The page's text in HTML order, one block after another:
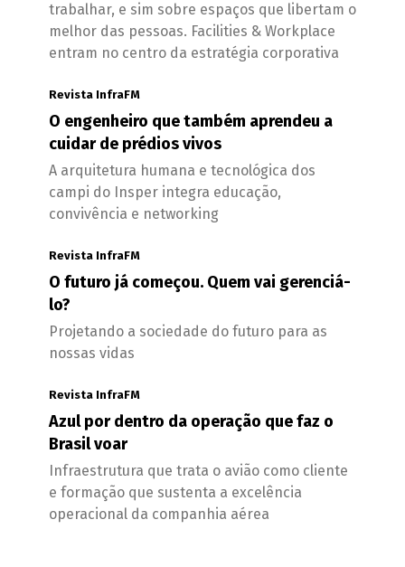
trabalhar, e sim sobre espaços que libertam o
melhor das pessoas. Facilities & Workplace
entram no centro da estratégia corporativa
Revista InfraFM
O engenheiro que também aprendeu a
cuidar de prédios vivos
A arquitetura humana e tecnológica dos
campi do Insper integra educação,
convivência e networking
Revista InfraFM
O futuro já começou. Quem vai gerenciá-
lo?
Projetando a sociedade do futuro para as
nossas vidas
Revista InfraFM
Azul por dentro da operação que faz o
Brasil voar
Infraestrutura que trata o avião como cliente
e formação que sustenta a excelência
operacional da companhia aérea